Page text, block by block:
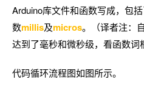
Arduino库文件和函数写成，包括
数millis及micros。（译者注：
达到了毫秒和微秒级，看函数词
代码循环流程图如图所示。